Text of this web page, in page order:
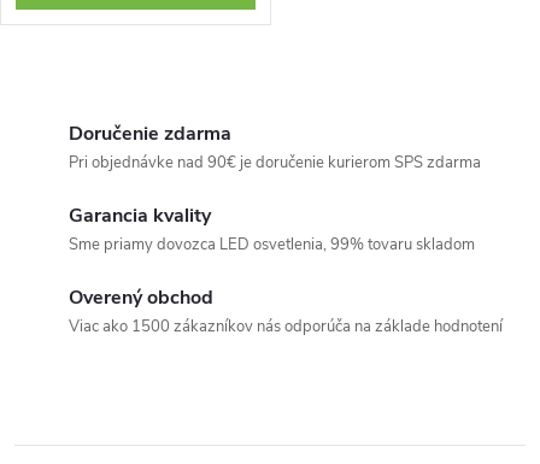
Doručenie zdarma
Pri objednávke nad 90€ je doručenie kurierom SPS zdarma
Garancia kvality
Sme priamy dovozca LED osvetlenia, 99% tovaru skladom
Overený obchod
Viac ako 1500 zákazníkov nás odporúča na základe hodnotení